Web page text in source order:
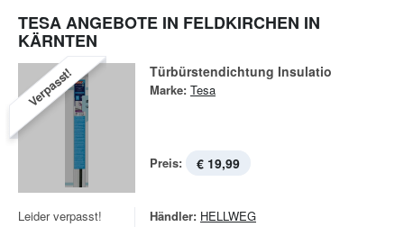
TESA ANGEBOTE IN FELDKIRCHEN IN
KÄRNTEN
Verpasst! Türbürstendichtung Insulatio
Marke: Tesa
Preis: € 19,99
Leider verpasst!
Händler: HELLWEG